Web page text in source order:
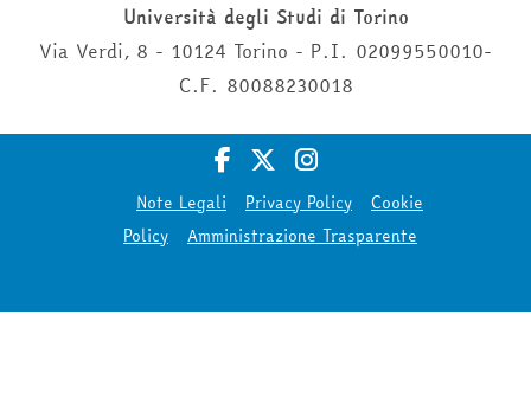
Università degli Studi di Torino
Via Verdi, 8 - 10124 Torino - P.I. 02099550010-
C.F. 80088230018
Note Legali Privacy Policy
Cookie
Policy
Amministrazione Trasparente